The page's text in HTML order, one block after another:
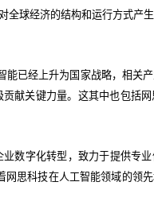
全球经济的结构和运行方式产
已经上升为国家战略，相关
献关键力量。这其中也包括
数字化转型，致力于提供专
思科技在人工智能领域的领